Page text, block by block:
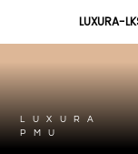
LUXURA-
LUXURA
PMU